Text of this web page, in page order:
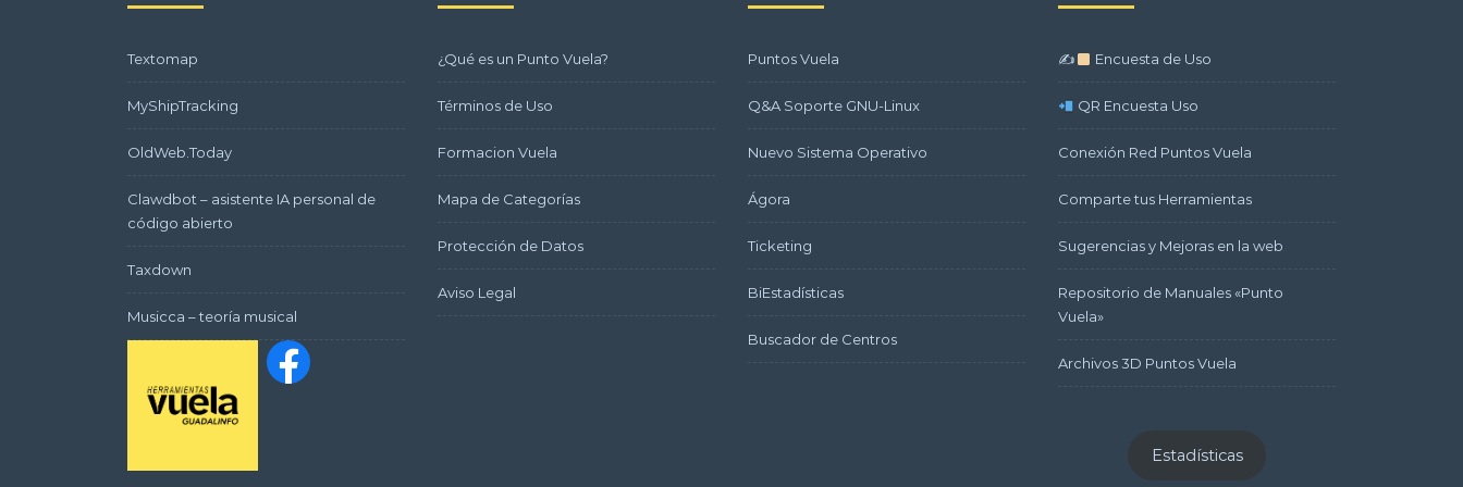
Textomap
MyShipTracking
OldWeb.Today
Clawdbot – asistente IA personal de
código abierto
Taxdown
Musicca – teoría musical
¿Qué es un Punto Vuela?
Términos de Uso
Formacion Vuela
Mapa de Categorías
Protección de Datos
Aviso Legal
Puntos Vuela
Q&A Soporte GNU-Linux
Nuevo Sistema Operativo
Ágora
Ticketing
BiEstadísticas
Buscador de Centros
✍ Encuesta de Uso
QR Encuesta Uso
Conexión Red Puntos Vuela
Comparte tus Herramientas
Sugerencias y Mejoras en la web
Repositorio de Manuales «Punto
Vuela»
Archivos 3D Puntos Vuela
Estadísticas